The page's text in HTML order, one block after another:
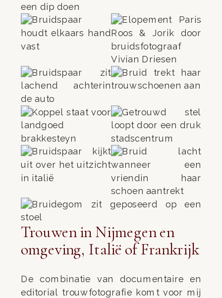
Trouwen in Nijmegen en
omgeving, Italië of Frankrijk
De combinatie van documentaire en
editorial trouwfotografie komt voor mij